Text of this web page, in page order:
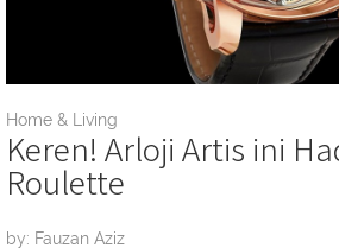
Home & Living
Keren! Arloji Artis ini
Roulette
by: Fauzan Aziz